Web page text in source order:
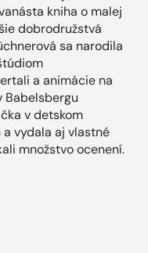
kniha o malej
dobrodružstvá
sa narodila
a animácie na
Babelsbergu
v detskom
vydala aj vlastné
množstvo ocenení.